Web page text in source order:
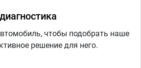
чтобы подобрать наше
решение для него.